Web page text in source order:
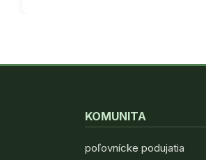
KOMUNITA
poľovnícke podujatia